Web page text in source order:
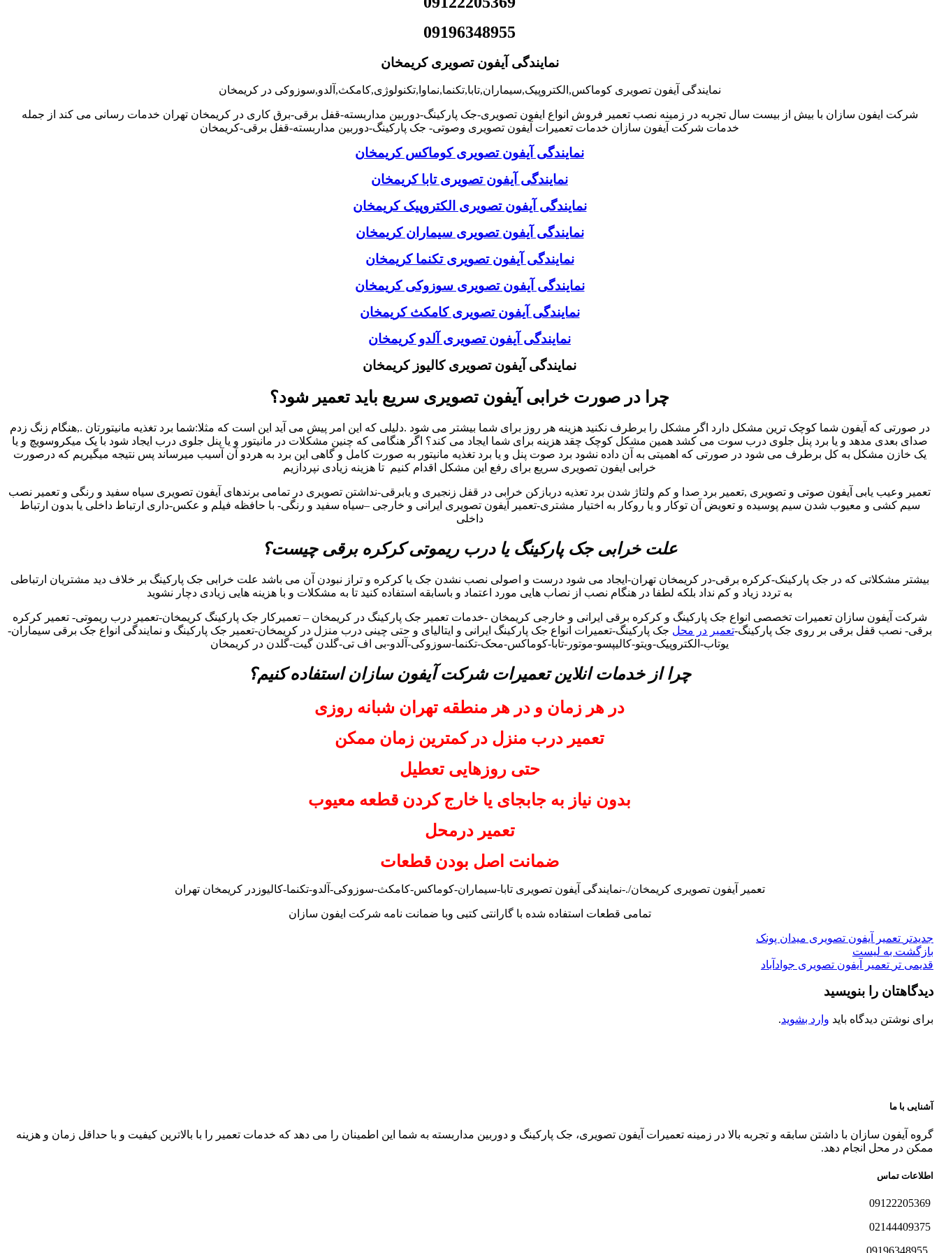
09196348955
نمایندگی آیفون تصویری کریمخان
نمایندگی آیفون تصویری کوماکس,الکتروپیک,سیماران,تابا,تکنما,نماوا,تکنولوژی,کامکث,آلدو,سوزوکی در کریمخان
شرکت ایفون سازان با بیش از بیست سال تجربه در زمینه نصب تعمیر فروش انواع ایفون تصویری-جک پارکینگ-دوربین مداربسته-قفل برقی-برق کاری در کریمخان تهران خدمات رسانی می کند از جمله
خدمات شرکت آیفون سازان خدمات تعمیرات آیفون تصویری وصوتی- جک پارکینگ-دوربین مداربسته-قفل برقی-کریمخان
نمایندگی آیفون تصویری کوماکس کریمخان
نمایندگی آیفون تصویری تابا کریمخان
نمایندگی آیفون تصویری الکتروپیک کریمخان
نمایندگی آیفون تصویری سیماران کریمخان
نمایندگی آیفون تصویری تکنما کریمخان
نمایندگی آیفون تصویری سوزوکی کریمخان
نمایندگی آیفون تصویری کامکث کریمخان
نمایندگی آیفون تصویری آلدو کریمخان
نمایندگی آیفون تصویری کالیوز کریمخان
چرا در صورت خرابی آیفون تصویری سریع باید تعمیر شود؟
در صورتی که آیفون شما کوچک ترین مشکل دارد اگر مشکل را برطرف نکنید هزینه هر روز برای شما بیشتر می شود .دلیلی که این امر پیش می آید این است که مثلا:شما برد تغذیه مانیتورتان .,هنگام زنگ زدم
صدای بعدی مدهد و یا برد پنل جلوی درب سوت می کشد همین مشکل کوچک چقد هزینه برای شما ایجاد می کند؟ اگر هنگامی که چنین مشکلات در مانیتور و یا پنل جلوی درب ایجاد شود با یک میکروسویچ و یا
یک خازن مشکل به کل برطرف می شود در صورتی که اهمیتی به آن داده نشود برد صوت پنل و یا برد تغذیه مانیتور به صورت کامل و گاهی این برد به هردو آن آسیب میرساند پس نتیجه میگیریم که درصورت
خرابی ایفون تصویری سریع برای رفع این مشکل اقدام کنیم تا هزینه زیادی نپردازیم
تعمیر وعیب یابی آیفون صوتی و تصویری ,تعمیر برد صدا و کم ولتاژ شدن برد تعذیه دربازکن خرابی در قفل زنجیری و یابرقی-نداشتن تصویری در تمامی برندهای آیفون تصویری سیاه سفید و رنگی و تعمیر نصب
سیم کشی و معیوب شدن سیم پوسیده و تعویض آن توکار و یا روکار به اختیار مشتری-تعمیر آیفون تصویری ایرانی و خارجی –سیاه سفید و رنگی- با حافظه فیلم و عکس-داری ارتباط داخلی یا بدون ارتباط
داخلی
علت خرابی جک پارکینگ یا درب ریموتی کرکره برقی چیست؟
بیشتر مشکلاتی که در جک پارکینک-کرکره برقی-در کریمخان تهران-ایجاد می شود درست و اصولی نصب نشدن جک یا کرکره و تراز نبودن آن می باشد علت خرابی جک پارکینگ بر خلاف دید مشتریان ارتباطی
به تردد زیاد و کم نداد بلکه لطفا در هنگام نصب از نصاب هایی مورد اعتماد و باسابقه استفاده کنید تا به مشکلات و با هزینه هایی زیادی دچار نشوید
شرکت آیفون سازان تعمیرات تخصصی انواع جک پارکینگ و کرکره برقی ایرانی و خارجی کریمخان -خدمات تعمیر جک پارکینگ در کریمخان – تعمیرکار جک پارکینگ کریمخان-تعمیر درب ریموتی- تعمیر کرکره
برقی- نصب قفل برقی بر روی جک پارکینگ-تعمیر در محل جک پارکینگ-تعمیرات انواع جک پارکینگ ایرانی و ایتالیای و حتی چینی درب منزل در کریمخان-تعمیر جک پارکینگ و نمایندگی انواع جک برقی سیماران-
یوتاب-الکتروپیک-ویتو-کالیپسو-موتور-تابا-کوماکس-محک-تکنما-سوزوکی-آلدو-بی اف تی-گلدن گیت-گلدن در کریمخان
چرا از خدمات انلاین تعمیرات شرکت آیفون سازان استفاده کنیم؟
در هر زمان و در هر منطقه تهران شبانه روزی
تعمیر درب منزل در کمترین زمان ممکن
حتی روزهایی تعطیل
بدون نیاز به جابجای یا خارج کردن قطعه معیوب
تعمیر درمحل
ضمانت اصل بودن قطعات
تعمیر آیفون تصویری کریمخان/.-نمایندگی آیفون تصویری تابا-سیماران-کوماکس-کامکث-سوزوکی-آلدو-تکنما-کالیوزدر کریمخان تهران
تمامی قطعات استفاده شده با گارانتی کتبی وبا ضمانت نامه شرکت ایفون سازان
جدیدتر تعمیر آیفون تصویری میدان پونک
بازگشت به لیست
قدیمی تر تعمیر آیفون تصویری جوادآباد
دیدگاهتان را بنویسید
برای نوشتن دیدگاه باید وارد بشوید.
آشنایی با ما
گروه آیفون سازان با داشتن سابقه و تجربه بالا در زمینه تعمیرات آیفون تصویری، جک پارکینگ و دوربین مداربسته به شما این اطمینان را می دهد که خدمات تعمیر را با بالاترین کیفیت و با حداقل زمان و هزینه
ممکن در محل انجام دهد.
اطلاعات تماس